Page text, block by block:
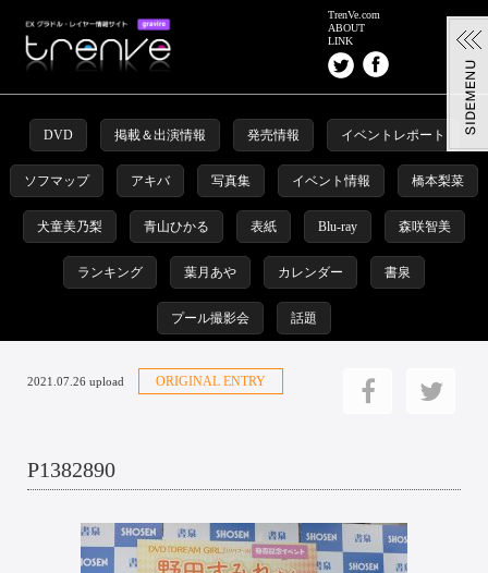
TrenVe.com
ABOUT
LINK
DVD 掲載＆出演情報 発売情報 イベントレポート
ソフマップ アキバ 写真集 イベント情報 橋本梨菜
犬童美乃梨 青山ひかる 表紙 Blu-ray 森咲智美
ランキング 葉月あや カレンダー 書泉
プール撮影会 話題
2021.07.26 upload ORIGINAL ENTRY
P1382890